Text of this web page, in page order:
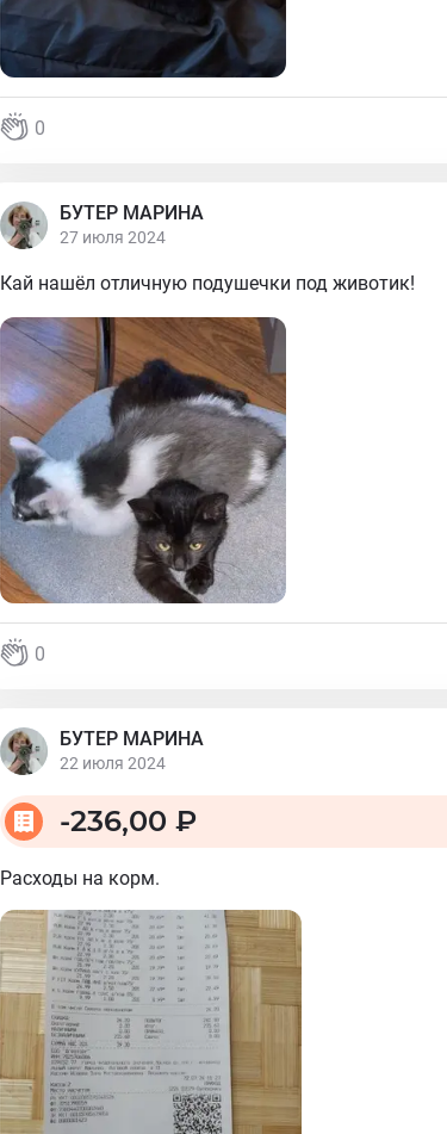
0
БУТЕР МАРИНА
27 июля 2024
Кай нашёл отличную подушечки под животик!
0
БУТЕР МАРИНА
22 июля 2024
-236,00 ₽
Расходы на корм.